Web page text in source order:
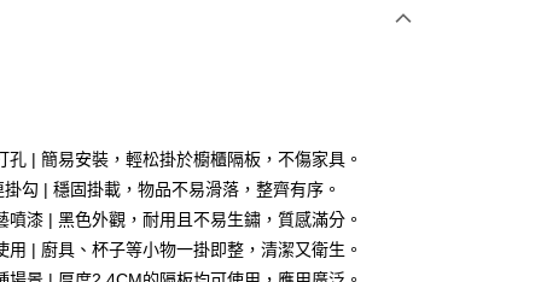
款
孔 | 簡易安裝，輕松掛於櫥櫃隔板，不傷家具。
掛勾 | 穩固掛載，物品不易滑落，整齊有序。
噴漆 | 黑色外觀，耐用且不易生鏽，質感滿分。
用 | 廚具、杯子等小物一掛即整，清潔又衛生。